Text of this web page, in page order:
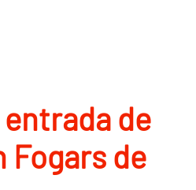
de
Fogars de